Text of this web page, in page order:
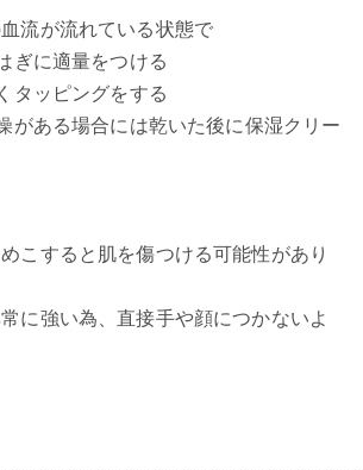
流が流れている状態で
ぎに適量をつける
タッピングをする
がある場合には乾いた後に保湿クリー
こすると肌を傷つける可能性があり
に強い為、直接手や顔につかないよ